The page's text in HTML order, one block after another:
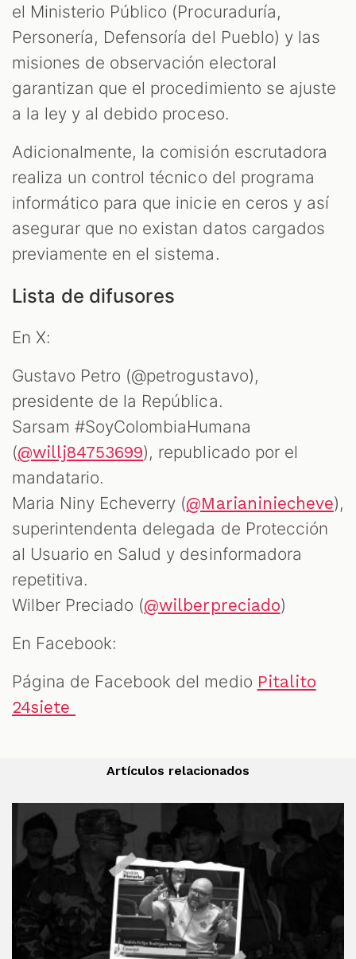
el Ministerio Público (Procuraduría,
Personería, Defensoría del Pueblo) y las
misiones de observación electoral
garantizan que el procedimiento se ajuste
a la ley y al debido proceso.
Adicionalmente, la comisión escrutadora
realiza un control técnico del programa
informático para que inicie en ceros y así
asegurar que no existan datos cargados
previamente en el sistema.
Lista de difusores
En X:
Gustavo Petro (@petrogustavo),
presidente de la República.
Sarsam #SoyColombiaHumana
(@willj84753699), republicado por el
mandatario.
Maria Niny Echeverry (@Marianiniecheve),
superintendenta delegada de Protección
al Usuario en Salud y desinformadora
repetitiva.
Wilber Preciado (@wilberpreciado)
En Facebook:
Página de Facebook del medio Pitalito
24siete
Artículos relacionados